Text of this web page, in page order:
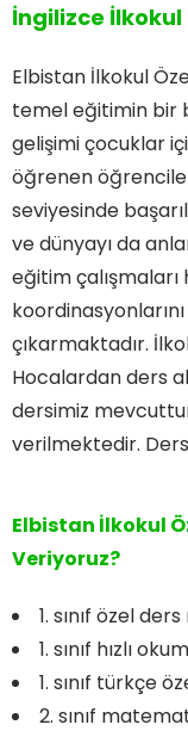
İngilizce İlkokul
Elbistan İlkokul
temel eğitimin bir
gelişimi çocuklar
öğrenen
seviyesinde
ve dünyayı da
eğitim çalışmaları
çıkarmaktadır.
Hocalardan ders
dersimiz
verilmektedir.
Elbistan İlkokul
Veriyoruz?
1. sınıf özel
1. sınıf hızlı
1. sınıf türkçe
2. sınıf